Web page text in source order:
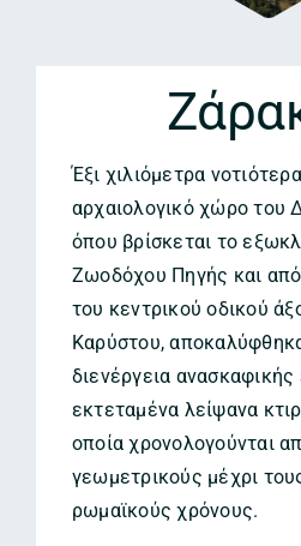
Έξι χιλιόμετρα
αρχαιολογικό χώρο του
όπου βρίσκεται το
Ζωοδόχου Πηγής και
του κεντρικού οδικού
Καρύστου,
διενέργεια
εκτεταμένα λείψανα
οποία χρονολογούνται
γεωμετρικούς μέχρι
ρωμαϊκούς χρόνους.